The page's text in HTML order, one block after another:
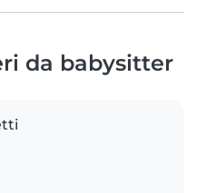
da babysitter